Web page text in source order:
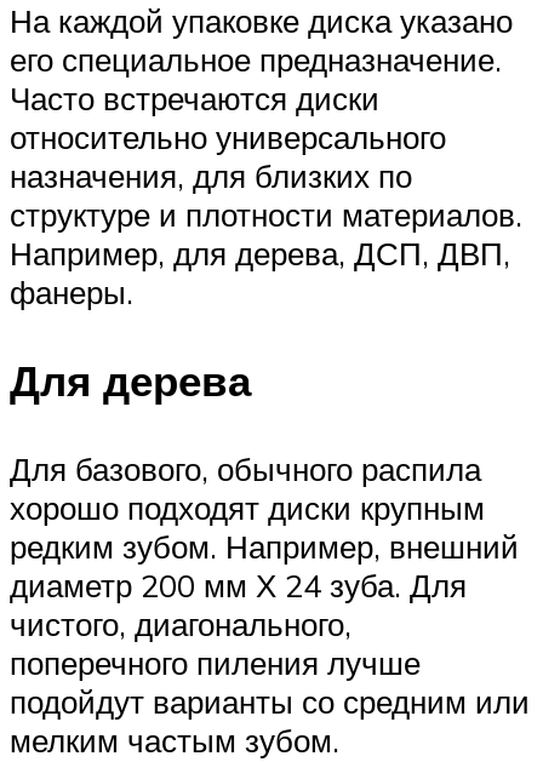
На каждой упаковке диска указано
его специальное предназначение.
Часто встречаются диски
относительно универсального
назначения, для близких по
структуре и плотности материалов.
Например, для дерева, ДСП, ДВП,
фанеры.
Для дерева
Для базового, обычного распила
хорошо подходят диски крупным
редким зубом. Например, внешний
диаметр 200 мм Х 24 зуба. Для
чистого, диагонального,
поперечного пиления лучше
подойдут варианты со средним или
мелким частым зубом.